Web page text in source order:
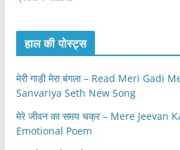
हाल की पोस्ट्स
मेरी गाड़ी मेरा बंगला – Read Meri Gadi
Sanvariya Seth New Song
मेरे जीवन का समय चक्र – Mere Jeevan
Emotional Poem